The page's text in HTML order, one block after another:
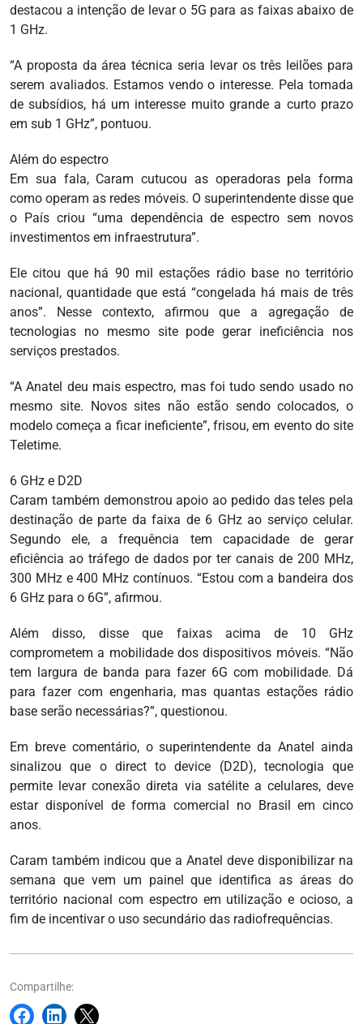
destacou a intenção de levar o 5G para as faixas abaixo de
1 GHz.
“A proposta da área técnica seria levar os três leilões para
serem avaliados. Estamos vendo o interesse. Pela tomada
de subsídios, há um interesse muito grande a curto prazo
em sub 1 GHz”, pontuou.
Além do espectro
Em sua fala, Caram cutucou as operadoras pela forma
como operam as redes móveis. O superintendente disse que
o País criou “uma dependência de espectro sem novos
investimentos em infraestrutura”.
Ele citou que há 90 mil estações rádio base no território
nacional, quantidade que está “congelada há mais de três
anos”. Nesse contexto, afirmou que a agregação de
tecnologias no mesmo site pode gerar ineficiência nos
serviços prestados.
“A Anatel deu mais espectro, mas foi tudo sendo usado no
mesmo site. Novos sites não estão sendo colocados, o
modelo começa a ficar ineficiente”, frisou, em evento do site
Teletime.
6 GHz e D2D
Caram também demonstrou apoio ao pedido das teles pela
destinação de parte da faixa de 6 GHz ao serviço celular.
Segundo ele, a frequência tem capacidade de gerar
eficiência ao tráfego de dados por ter canais de 200 MHz,
300 MHz e 400 MHz contínuos. “Estou com a bandeira dos
6 GHz para o 6G”, afirmou.
Além disso, disse que faixas acima de 10 GHz
comprometem a mobilidade dos dispositivos móveis. “Não
tem largura de banda para fazer 6G com mobilidade. Dá
para fazer com engenharia, mas quantas estações rádio
base serão necessárias?”, questionou.
Em breve comentário, o superintendente da Anatel ainda
sinalizou que o direct to device (D2D), tecnologia que
permite levar conexão direta via satélite a celulares, deve
estar disponível de forma comercial no Brasil em cinco
anos.
Caram também indicou que a Anatel deve disponibilizar na
semana que vem um painel que identifica as áreas do
território nacional com espectro em utilização e ocioso, a
fim de incentivar o uso secundário das radiofrequências.
Compartilhe: